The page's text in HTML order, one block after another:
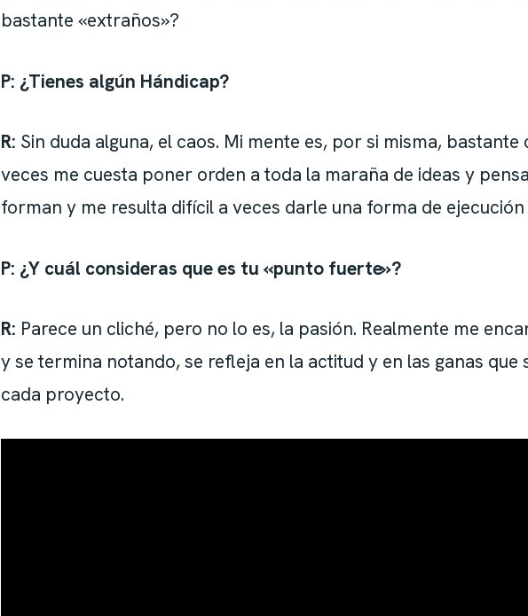
bastante «extraños»?
P: ¿Tienes algún Hándicap?
R: Sin duda alguna, el caos. Mi mente es, por si misma, bastante
veces me cuesta poner orden a toda la maraña de ideas y
forman y me resulta difícil a veces darle una forma de ejecución
P: ¿Y cuál consideras que es tu «punto fuerte»?
R: Parece un cliché, pero no lo es, la pasión. Realmente me
y se termina notando, se refleja en la actitud y en las ganas que
cada proyecto.